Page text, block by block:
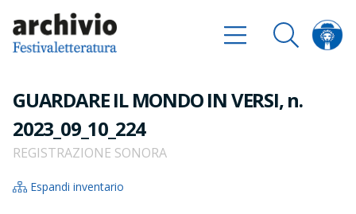
GUARDARE IL MONDO IN VERSI, n.
2023_09_10_224
REGISTRAZIONE SONORA
Espandi inventario